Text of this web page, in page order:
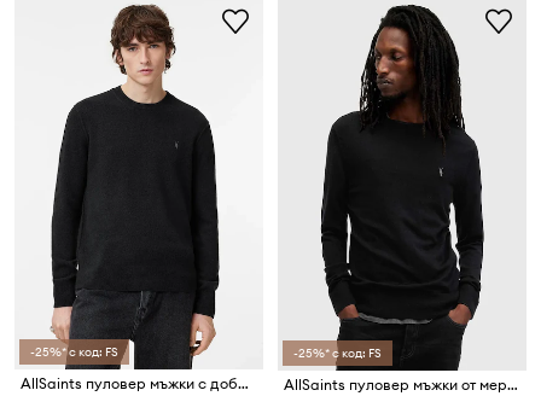
-25%* с код: FS
AllSaints пуловер мъжки с добавена вълна
-25%* с код: FS
AllSaints пуловер мъжки от мериносова вълна